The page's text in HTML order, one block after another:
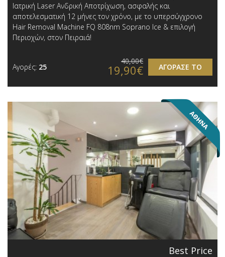
Ιατρική Laser Ανδρική Αποτρίχωση, ασφαλής και
αποτελεσματική 12 μήνες τον χρόνο, με το υπερσύγχρονο
Hair Removal Machine FQ 808nm Soprano Ice & επιλογή
Περιοχών, στον Πειραιά!
Αγορές: 25 ΑΓΟΡΑΣΕ ΤΟ
40,00€
19,90€
Best Price